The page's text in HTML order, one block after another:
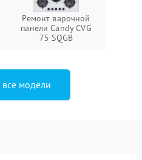
Ремонт варочной
панели Candy CVG
75 SQGB
все модели